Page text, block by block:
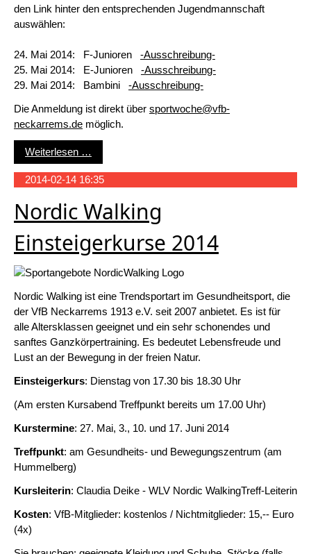
den Link hinter den entsprechenden Jugendmannschaft
auswählen:
24. Mai 2014: F-Junioren -Ausschreibung-
25. Mai 2014: E-Junioren -Ausschreibung-
29. Mai 2014: Bambini -Ausschreibung-
Die Anmeldung ist direkt über sportwoche@vfb-
neckarrems.de möglich.
Weiterlesen …
2014-02-14 16:35
Nordic Walking
Einsteigerkurse 2014
Nordic Walking ist eine Trendsportart im Gesundheitsport, die
der VfB Neckarrems 1913 e.V. seit 2007 anbietet. Es ist für
alle Altersklassen geeignet und ein sehr schonendes und
sanftes Ganzkörpertraining. Es bedeutet Lebensfreude und
Lust an der Bewegung in der freien Natur.
Einsteigerkurs: Dienstag von 17.30 bis 18.30 Uhr
(Am ersten Kursabend Treffpunkt bereits um 17.00 Uhr)
Kurstermine: 27. Mai, 3., 10. und 17. Juni 2014
Treffpunkt: am Gesundheits- und Bewegungszentrum (am
Hummelberg)
Kursleiterin: Claudia Deike - WLV Nordic WalkingTreff-Leiterin
Kosten: VfB-Mitglieder: kostenlos / Nichtmitglieder: 15,-- Euro
(4x)